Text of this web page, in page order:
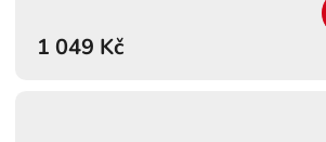
1 049 Kč